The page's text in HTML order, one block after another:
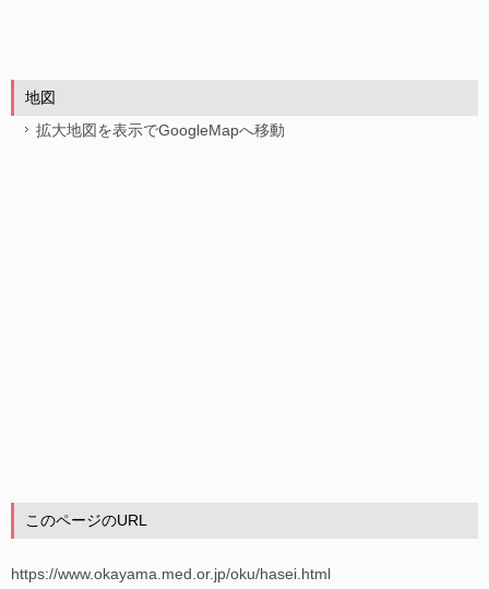
地図
拡大地図を表示でGoogleMapへ移動
このページのURL
https://www.okayama.med.or.jp/oku/hasei.html